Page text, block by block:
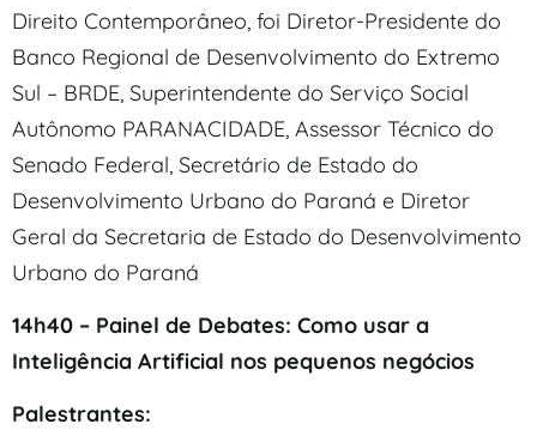
Direito Contemporâneo, foi Diretor-Presidente do
Banco Regional de Desenvolvimento do Extremo
Sul – BRDE, Superintendente do Serviço Social
Autônomo PARANACIDADE, Assessor Técnico do
Senado Federal, Secretário de Estado do
Desenvolvimento Urbano do Paraná e Diretor
Geral da Secretaria de Estado do Desenvolvimento
Urbano do Paraná
14h40 – Painel de Debates: Como usar a
Inteligência Artificial nos pequenos negócios
Palestrantes: